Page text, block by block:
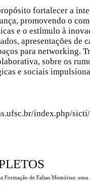
fortalecer a
promovendo o
e o estímulo à
apresentações de
para networking.
sobre os
e sociais
index.php/
de Falsas Memórias: